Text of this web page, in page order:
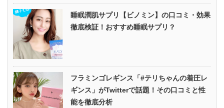
睡眠潤肌サプリ【ビノミン】の口コミ・効果
徹底検証！おすすめ睡眠サプリ？
フラミンゴレギンス「#テリちゃんの着圧レ
ギンス」がTwitterで話題！その口コミと性
能を徹底分析